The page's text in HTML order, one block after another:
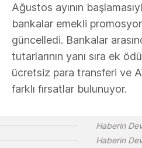
Ağustos ayının
bankalar emekli
güncelledi. Bankalar
tutarlarının yanı sıra ek
ücretsiz para transferi ve
farklı fırsatlar bulunuyor.
Haberin
Haberin